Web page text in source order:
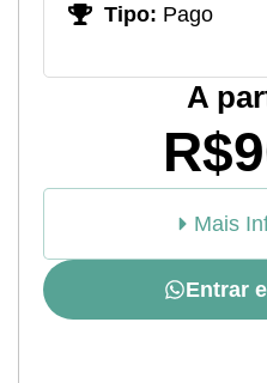
Tipo: Pago
A
Mais
Entrar